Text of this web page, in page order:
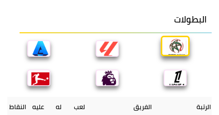
البطولات
الرتبة الفريق لعب له عليه النقاط